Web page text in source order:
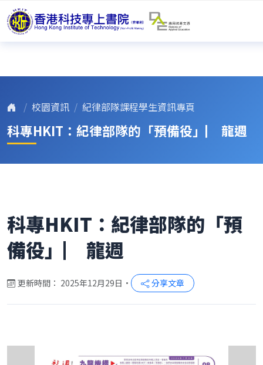
校園資訊 紀律部隊課程學生資訊專頁
科專HKIT：紀律部隊的「預備役」▏ 龍週
科專HKIT：紀律部隊的「預
備役」▏ 龍週
更新時間： 2025年12月29日 • 分享文章